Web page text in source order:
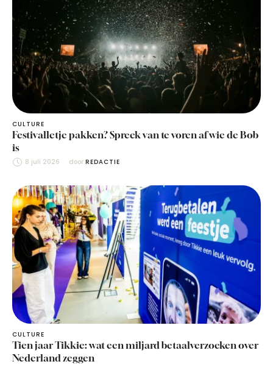
CULTURE
Festivalletje pakken? Spreek van te voren af wie de Bob
is
8 juli 2026 door REDACTIE
CULTURE
Tien jaar Tikkie: wat een miljard betaalverzoeken over
Nederland zeggen